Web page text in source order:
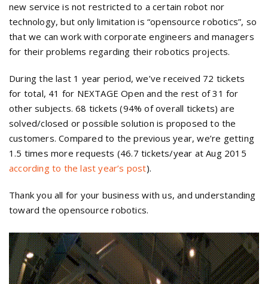
new service is not restricted to a certain robot nor
technology, but only limitation is “opensource robotics”, so
that we can work with corporate engineers and managers
for their problems regarding their robotics projects.
During the last 1 year period, we’ve received 72 tickets
for total, 41 for NEXTAGE Open and the rest of 31 for
other subjects. 68 tickets (94% of overall tickets) are
solved/closed or possible solution is proposed to the
customers. Compared to the previous year, we’re getting
1.5 times more requests (46.7 tickets/year at Aug 2015
according to the last year’s post).
Thank you all for your business with us, and understanding
toward the opensource robotics.